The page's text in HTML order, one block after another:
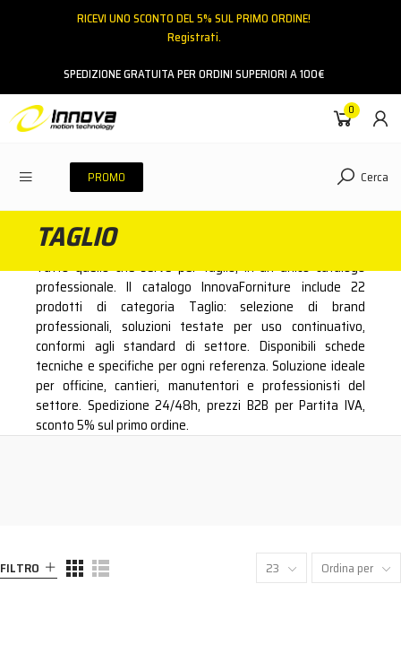
RICEVI UNO SCONTO DEL 5% SUL PRIMO ORDINE!
Registrati.
SPEDIZIONE GRATUITA PER ORDINI SUPERIORI A 100€
0
PROMO Cerca
TAGLIO
Tutto quello che serve per taglio, in un unico catalogo
professionale. Il catalogo InnovaForniture include 22
prodotti di categoria Taglio: selezione di brand
professionali, soluzioni testate per uso continuativo,
conformi agli standard di settore. Disponibili schede
tecniche e specifiche per ogni referenza. Soluzione ideale
per officine, cantieri, manutentori e professionisti del
settore. Spedizione 24/48h, prezzi B2B per Partita IVA,
sconto 5% sul primo ordine.
FILTRO 23 Ordina per
ACCEDI
Hai dimenticato la password?
NESSUN ACCOUNT CREA UN NUOVO ACCOUNT
Contattaci